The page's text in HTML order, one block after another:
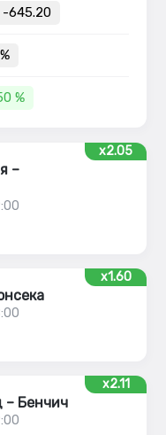
-645.20
%
x2.05
–
x1.60
x2.11
– Бенчич